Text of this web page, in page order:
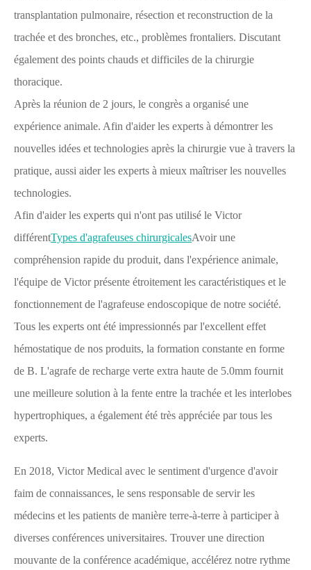
transplantation pulmonaire, résection et reconstruction de la
trachée et des bronches, etc., problèmes frontaliers. Discutant
également des points chauds et difficiles de la chirurgie
thoracique.
Après la réunion de 2 jours, le congrès a organisé une
expérience animale. Afin d'aider les experts à démontrer les
nouvelles idées et technologies après la chirurgie vue à travers la
pratique, aussi aider les experts à mieux maîtriser les nouvelles
technologies.
Afin d'aider les experts qui n'ont pas utilisé le Victor
différentTypes d'agrafeuses chirurgicalesAvoir une
compréhension rapide du produit, dans l'expérience animale,
l'équipe de Victor présente étroitement les caractéristiques et le
fonctionnement de l'agrafeuse endoscopique de notre société.
Tous les experts ont été impressionnés par l'excellent effet
hémostatique de nos produits, la formation constante en forme
de B. L'agrafe de recharge verte extra haute de 5.0mm fournit
une meilleure solution à la fente entre la trachée et les interlobes
hypertrophiques, a également été très appréciée par tous les
experts.
En 2018, Victor Medical avec le sentiment d'urgence d'avoir
faim de connaissances, le sens responsable de servir les
médecins et les patients de manière terre-à-terre à participer à
diverses conférences universitaires. Trouver une direction
mouvante de la conférence académique, accélérez notre rythme